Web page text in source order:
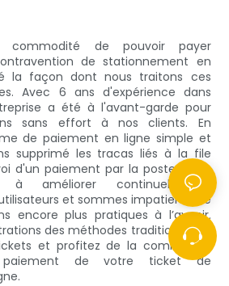
commodité de pouvoir payer
de stationnement en
la façon dont nous traitons ces
Avec 6 ans d'expérience dans
a été à l'avant-garde pour
sans effort à nos clients. En
de paiement en ligne simple et
supprimé les tracas liés à la file
d'un paiement par la poste. Nous
à améliorer continuellement
et sommes impatients de
encore plus pratiques à l’avenir.
des méthodes traditionnelles
et profitez de la commodité
de votre ticket de